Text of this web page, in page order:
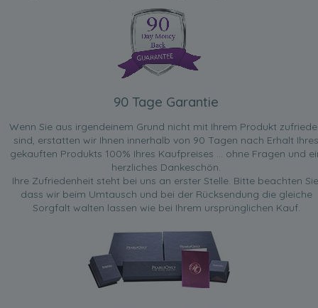
90 Tage Garantie
Wenn Sie aus irgendeinem Grund nicht mit Ihrem Produkt
sind, erstatten wir Ihnen innerhalb von 90 Tagen nach Erhalt Ihres
gekauften Produkts 100% Ihres Kaufpreises ... ohne Fragen und
herzliches Dankeschön.
Ihre Zufriedenheit steht bei uns an erster Stelle. Bitte beachten
dass wir beim Umtausch und bei der Rücksendung die gleiche
Sorgfalt walten lassen wie bei Ihrem ursprünglichen Kauf.